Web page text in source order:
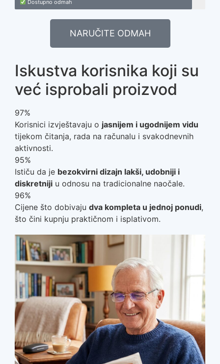
Dostupno odmah
NARUČITE ODMAH
Iskustva korisnika koji su
već isprobali proizvod
97%
Korisnici izvještavaju o jasnijem i ugodnijem vidu
tijekom čitanja, rada na računalu i svakodnevnih
aktivnosti.
95%
Ističu da je bezokvirni dizajn lakši, udobniji i
diskretniji u odnosu na tradicionalne naočale.
96%
Cijene što dobivaju dva kompleta u jednoj ponudi,
što čini kupnju praktičnom i isplativom.